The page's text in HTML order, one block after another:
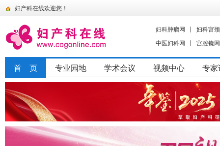
妇产科在线欢迎您！
妇科肿瘤网
妇科宫
中医妇科网
宫腔镜网
首 页 专业园地 学术会议 视频中心 专家